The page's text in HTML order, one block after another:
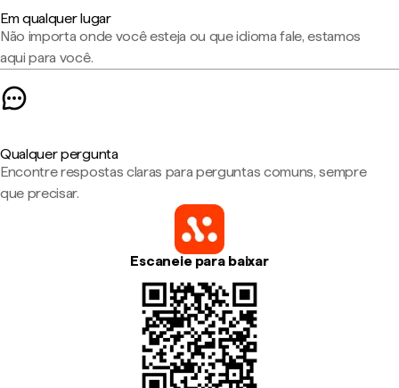
Em qualquer lugar
Não importa onde você esteja ou que idioma fale, estamos
aqui para você.
Qualquer pergunta
Encontre respostas claras para perguntas comuns, sempre
que precisar.
Escaneie para baixar